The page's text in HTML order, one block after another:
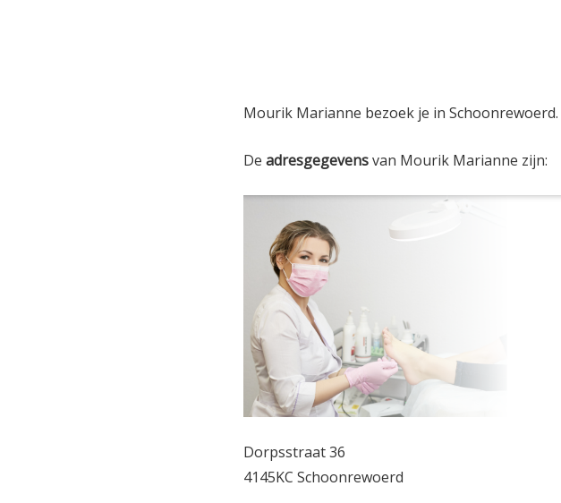
Mourik Marianne bezoek je in Schoonrewoerd.
De adresgegevensvan Mourik Marianne zijn:
Dorpsstraat 36
4145KC Schoonrewoerd